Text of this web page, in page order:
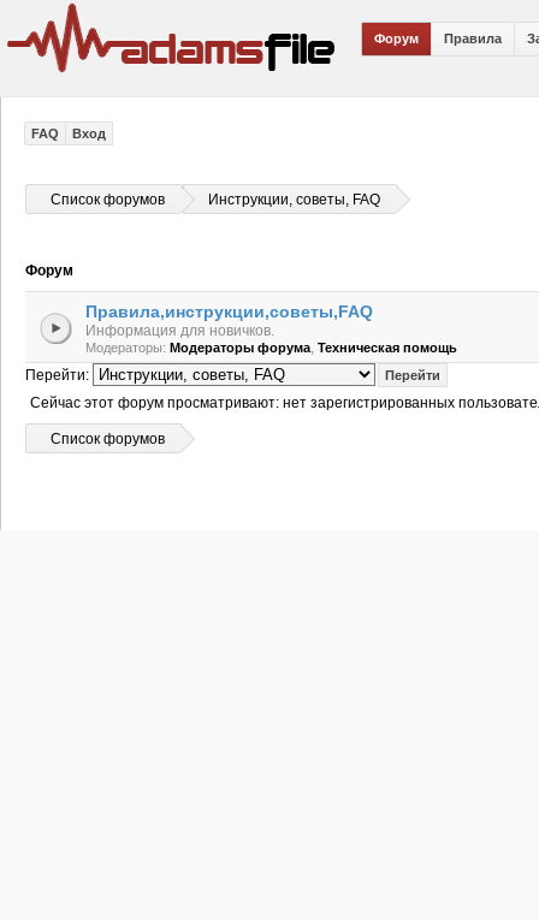
Форум Правила
FAQ Вход
Список форумов Инструкции, советы, FAQ
Форум
Правила,инструкции,советы,FAQ
Информация для новичков.
Модераторы: Модераторы форума, Техническая помощь
Перейти:
Сейчас этот форум просматривают: нет зарегистрированных
Список форумов